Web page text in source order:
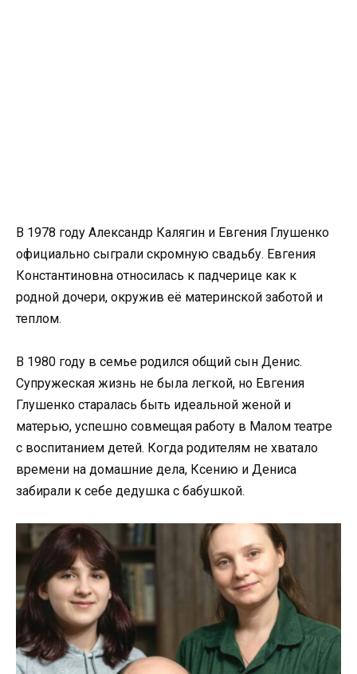
В 1978 году Александр Калягин и Евгения Глушенко
официально сыграли скромную свадьбу. Евгения
Константиновна относилась к падчерице как к
родной дочери, окружив её материнской заботой и
теплом.
В 1980 году в семье родился общий сын Денис.
Супружеская жизнь не была легкой, но Евгения
Глушенко старалась быть идеальной женой и
матерью, успешно совмещая работу в Малом театре
с воспитанием детей. Когда родителям не хватало
времени на домашние дела, Ксению и Дениса
забирали к себе дедушка с бабушкой.